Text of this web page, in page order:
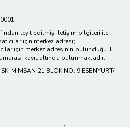
teyit edilmiş iletişim bilgileri ile
için merkez adresi;
için merkez adresinin bulunduğu il
kayıt altında bulunmaktadır.
MİMSAN 21 BLOK NO: 9 ESENYURT/